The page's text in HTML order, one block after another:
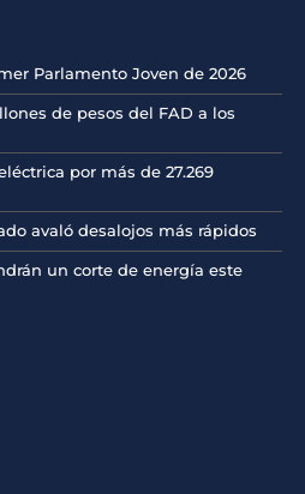
Parlamento Joven de 2026
de pesos del FAD a los
por más de 27.269
avaló desalojos más rápidos
un corte de energía este